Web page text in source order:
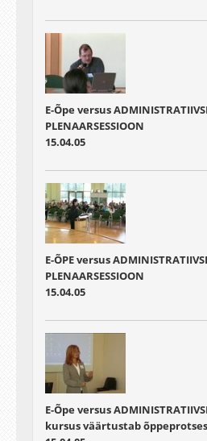
E-Õpe versus
PLENAARSESSIOON
15.04.05
E-ÕPE versus
PLENAARSESSIOON
15.04.05
E-Õpe versus
kursus väärtustab